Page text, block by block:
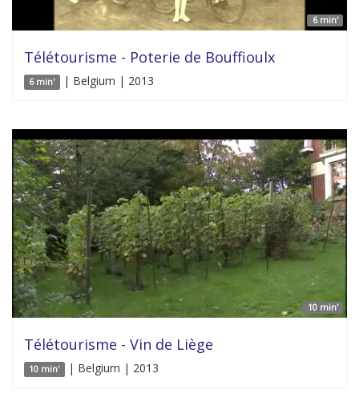
6 min'
Télétourisme - Poterie de Bouffioulx
6 min' | Belgium | 2013
10 min'
Télétourisme - Vin de Liège
10 min' | Belgium | 2013